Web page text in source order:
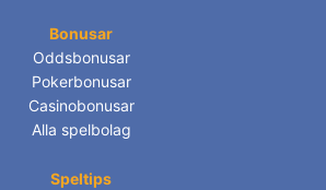
Bonusar
Oddsbonusar
Pokerbonusar
Casinobonusar
Alla spelbolag
Speltips